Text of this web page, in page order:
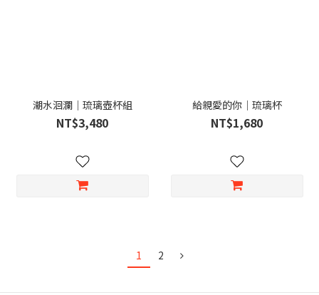
潮水洄瀾｜琉璃壺杯組
NT$3,480
給親愛的你｜琉璃杯
NT$1,680
1 2